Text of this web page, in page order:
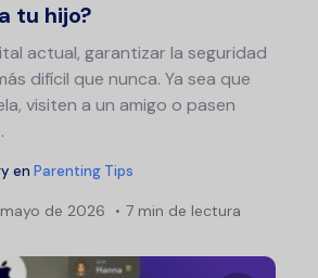
tu hijo?
actual, garantizar la seguridad
difícil que nunca. Ya sea que
visiten a un amigo o pasen
en Parenting Tips
de 2026 7 min de lectura